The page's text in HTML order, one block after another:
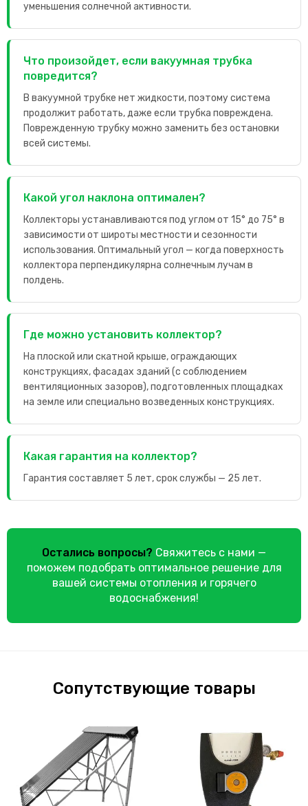
уменьшения солнечной активности.
Что произойдет, если вакуумная трубка
повредится?
В вакуумной трубке нет жидкости, поэтому система
продолжит работать, даже если трубка повреждена.
Поврежденную трубку можно заменить без остановки
всей системы.
Какой угол наклона оптимален?
Коллекторы устанавливаются под углом от 15° до 75° в
зависимости от широты местности и сезонности
использования. Оптимальный угол — когда поверхность
коллектора перпендикулярна солнечным лучам в
полдень.
Где можно установить коллектор?
На плоской или скатной крыше, ограждающих
конструкциях, фасадах зданий (с соблюдением
вентиляционных зазоров), подготовленных площадках
на земле или специально возведенных конструкциях.
Какая гарантия на коллектор?
Гарантия составляет 5 лет, срок службы — 25 лет.
Остались вопросы? Свяжитесь с нами —
поможем подобрать оптимальное решение для
вашей системы отопления и горячего
водоснабжения!
Сопутствующие товары